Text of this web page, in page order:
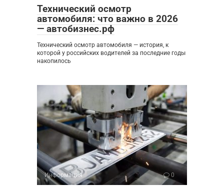
Технический осмотр
автомобиля: что важно в 2026
— автобизнес.рф
Технический осмотр автомобиля — история, к
которой у российских водителей за последние годы
накопилось
Информация 0